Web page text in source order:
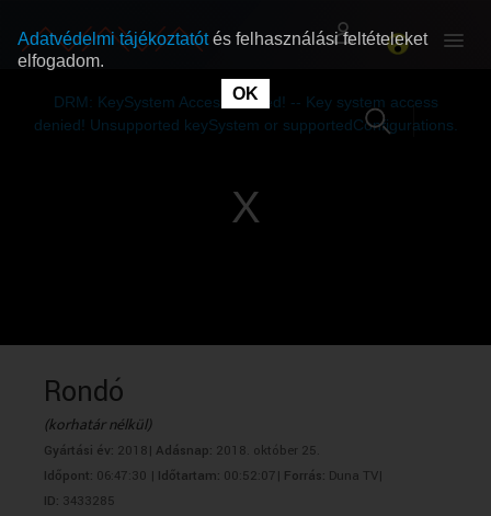
RÓLUNK
RÓLUNK
DRM: KeySystem Access Denied! -- Key system access
denied! Unsupported keySystem or supportedConfigurations.
Rondó
(korhatár nélkül)
Gyártási év: 2018| Adásnap: 2018. október 25.
Időpont: 06:47:30 | Időtartam: 00:52:07| Forrás: Duna TV|
ID: 3433285
Adatvédelmi tájékoztatótés felhasználási feltételeket
elfogadom.
OK